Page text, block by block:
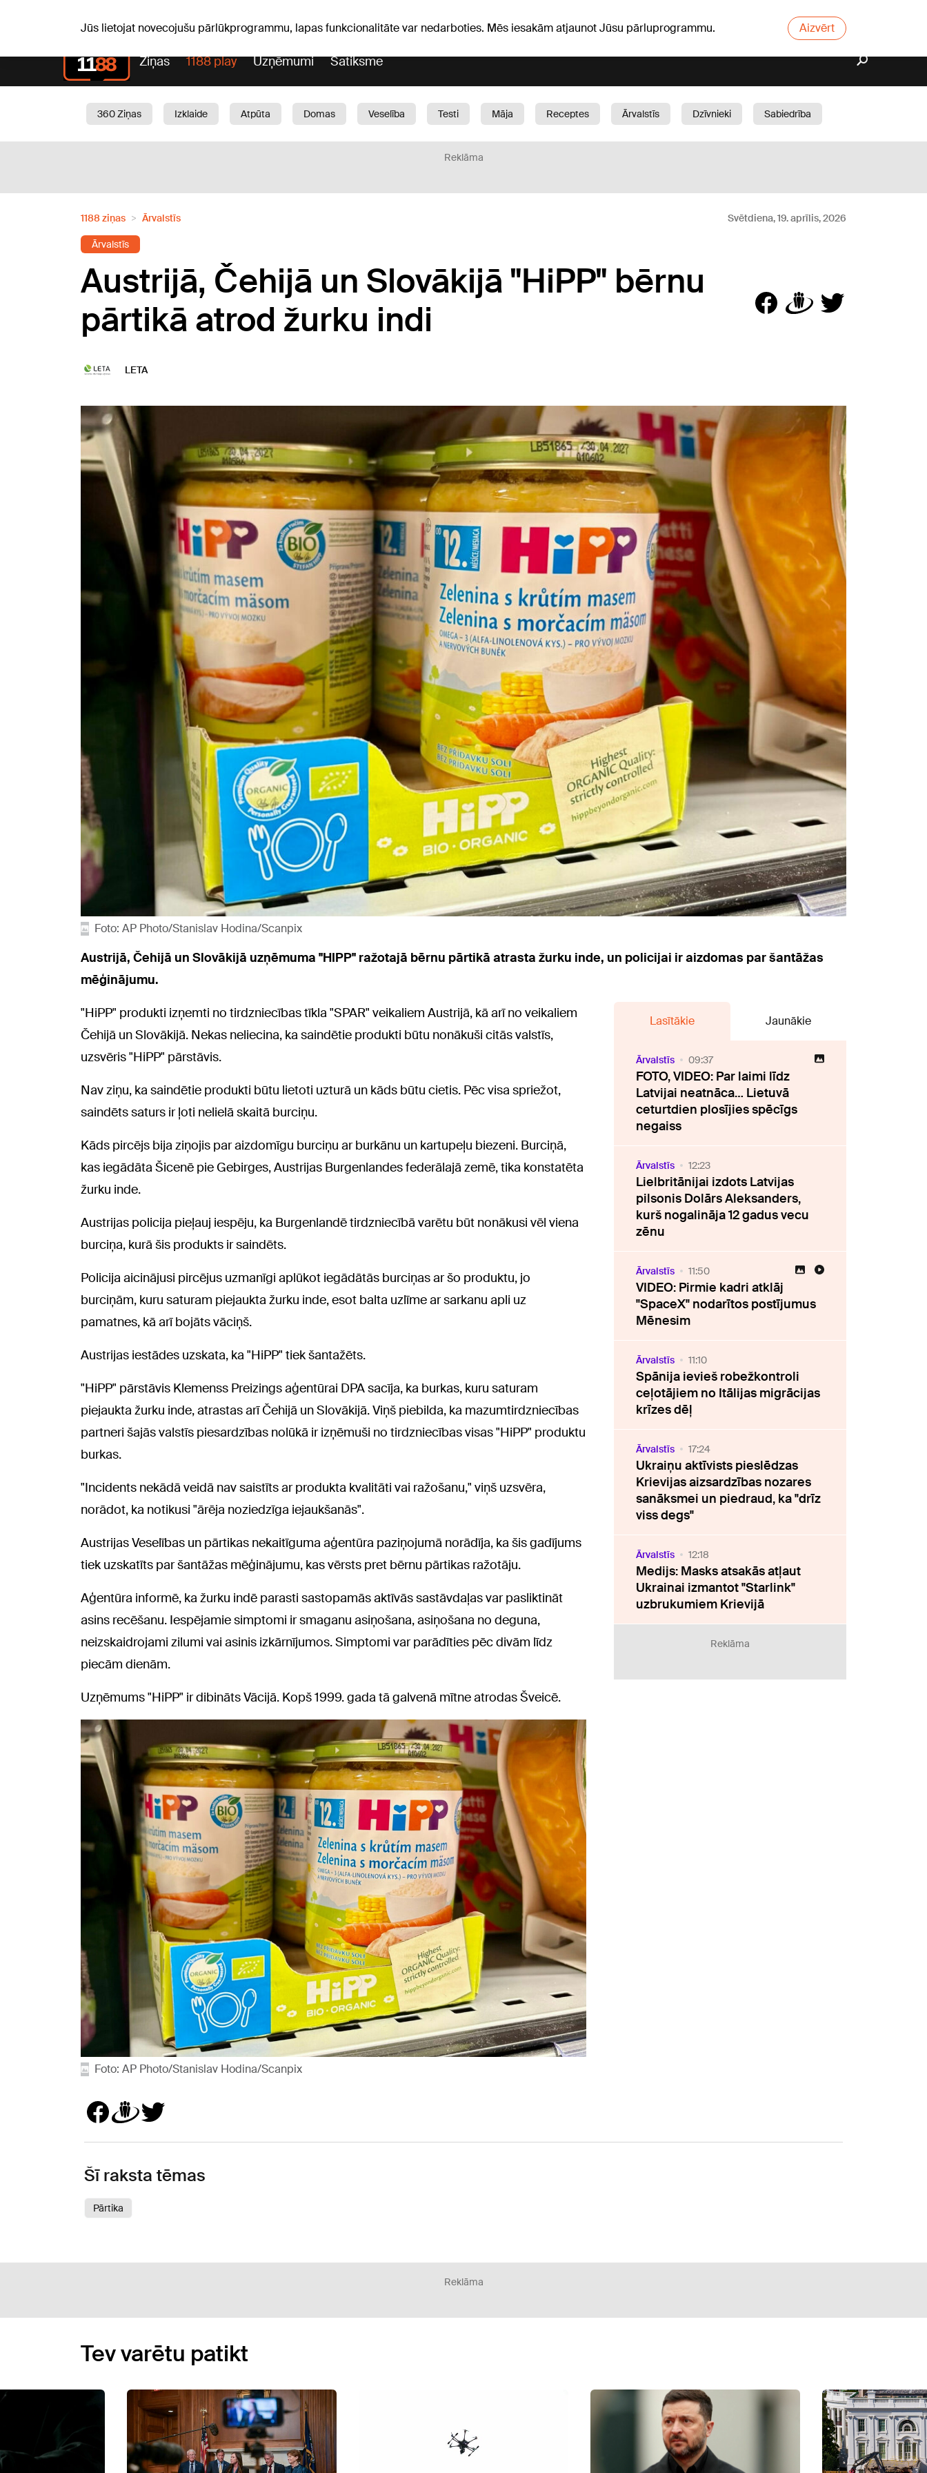
Jūs lietojat novecojušu pārlūkprogrammu, lapas funkcionalitāte var nedarboties. Mēs iesakām atjaunot Jūsu pārluprogrammu. Aizvērt
Ziņas 1188 play Uzņēmumi Satiksme
360 Ziņas Izklaide Atpūta Domas Veselība Testi Māja Receptes Ārvalstīs Dzīvnieki
Sabiedrība
Reklāma
1188 ziņas Ārvalstīs Svētdiena, 19. aprīlis, 2026
Ārvalstīs
Austrijā, Čehijā un Slovākijā "HiPP" bērnu
pārtikā atrod žurku indi
LETA
Foto: AP Photo/Stanislav Hodina/Scanpix
Austrijā, Čehijā un Slovākijā uzņēmuma "HIPP" ražotajā bērnu pārtikā atrasta žurku inde, un policijai ir aizdomas par šantāžas
mēģinājumu.
"HiPP" produkti izņemti no tirdzniecības tīkla "SPAR" veikaliem Austrijā, kā arī no veikaliem
Čehijā un Slovākijā. Nekas neliecina, ka saindētie produkti būtu nonākuši citās valstīs,
uzsvēris "HiPP" pārstāvis.
Nav ziņu, ka saindētie produkti būtu lietoti uzturā un kāds būtu cietis. Pēc visa spriežot,
saindēts saturs ir ļoti nelielā skaitā burciņu.
Kāds pircējs bija ziņojis par aizdomīgu burciņu ar burkānu un kartupeļu biezeni. Burciņā,
kas iegādāta Šicenē pie Gebirges, Austrijas Burgenlandes federālajā zemē, tika konstatēta
žurku inde.
Austrijas policija pieļauj iespēju, ka Burgenlandē tirdzniecībā varētu būt nonākusi vēl viena
burciņa, kurā šis produkts ir saindēts.
Policija aicinājusi pircējus uzmanīgi aplūkot iegādātās burciņas ar šo produktu, jo
burciņām, kuru saturam piejaukta žurku inde, esot balta uzlīme ar sarkanu apli uz
pamatnes, kā arī bojāts vāciņš.
Austrijas iestādes uzskata, ka "HiPP" tiek šantažēts.
"HiPP" pārstāvis Klemenss Preizings aģentūrai DPA sacīja, ka burkas, kuru saturam
piejaukta žurku inde, atrastas arī Čehijā un Slovākijā. Viņš piebilda, ka mazumtirdzniecības
partneri šajās valstīs piesardzības nolūkā ir izņēmuši no tirdzniecības visas "HiPP" produktu
burkas.
"Incidents nekādā veidā nav saistīts ar produkta kvalitāti vai ražošanu," viņš uzsvēra,
norādot, ka notikusi "ārēja noziedzīga iejaukšanās".
Austrijas Veselības un pārtikas nekaitīguma aģentūra paziņojumā norādīja, ka šis gadījums
tiek uzskatīts par šantāžas mēģinājumu, kas vērsts pret bērnu pārtikas ražotāju.
Aģentūra informē, ka žurku indē parasti sastopamās aktīvās sastāvdaļas var pasliktināt
asins recēšanu. Iespējamie simptomi ir smaganu asiņošana, asiņošana no deguna,
neizskaidrojami zilumi vai asinis izkārnījumos. Simptomi var parādīties pēc divām līdz
piecām dienām.
Uzņēmums "HiPP" ir dibināts Vācijā. Kopš 1999. gada tā galvenā mītne atrodas Šveicē.
Foto: AP Photo/Stanislav Hodina/Scanpix
Lasītākie Jaunākie
Ārvalstīs 09:37
FOTO, VIDEO: Par laimi līdz
Latvijai neatnāca… Lietuvā
ceturtdien plosījies spēcīgs
negaiss
Ārvalstīs 12:23
Lielbritānijai izdots Latvijas
pilsonis Dolārs Aleksanders,
kurš nogalināja 12 gadus vecu
zēnu
Ārvalstīs 11:50
VIDEO: Pirmie kadri atklāj
"SpaceX" nodarītos postījumus
Mēnesim
Ārvalstīs 11:10
Spānija ievieš robežkontroli
ceļotājiem no Itālijas migrācijas
krīzes dēļ
Ārvalstīs 17:24
Ukraiņu aktīvists pieslēdzas
Krievijas aizsardzības nozares
sanāksmei un piedraud, ka "drīz
viss degs"
Ārvalstīs 12:18
Medijs: Masks atsakās atļaut
Ukrainai izmantot "Starlink"
uzbrukumiem Krievijā
Reklāma
Šī raksta tēmas
Pārtika
Reklāma
Tev varētu patikt